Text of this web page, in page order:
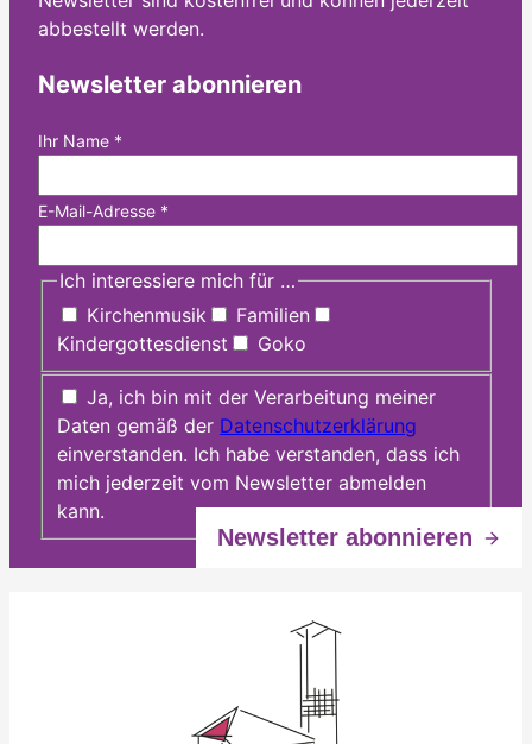
abbestellt werden.
Newsletter abonnieren
Ihr Name *
E-Mail-Adresse *
Ich interessiere mich für …
Kirchenmusik
Familien
Kindergottesdienst
Goko
Ja, ich bin mit der Verarbeitung meiner
Daten gemäß der Datenschutzerklärung
einverstanden. Ich habe verstanden, dass ich
mich jederzeit vom Newsletter abmelden
kann.